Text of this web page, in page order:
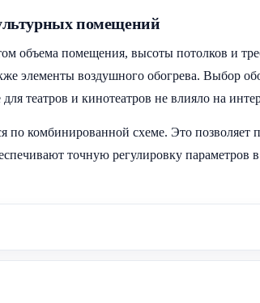
помещений
объема помещения, высоты потолков и
элементы воздушного обогрева. Выбор
театров и кинотеатров не влияло на
по комбинированной схеме. Это
точную регулировку